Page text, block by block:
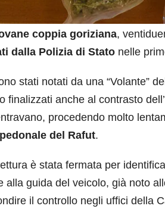
coppia goriziana,
dalla Polizia di Stato nelle
stati notati da una “Volante”
finalizzati anche al contrasto
procedendo molto
del Rafut.
è stata fermata per
alla guida del veicolo, già noto
il controllo negli uffici della